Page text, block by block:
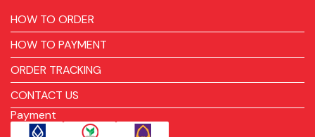
HOW TO ORDER
HOW TO PAYMENT
ORDER TRACKING
CONTACT US
Payment